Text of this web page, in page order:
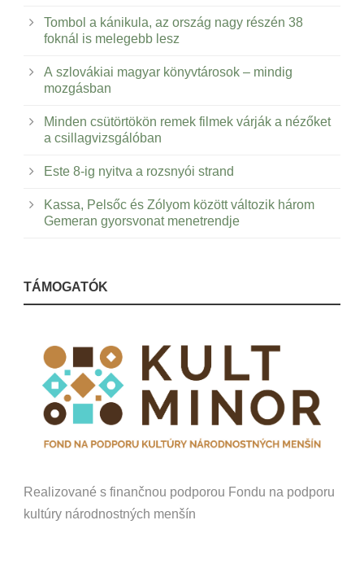
Tombol a kánikula, az ország nagy részén 38
foknál is melegebb lesz
A szlovákiai magyar könyvtárosok – mindig
mozgásban
Minden csütörtökön remek filmek várják a nézőket
a csillagvizsgálóban
Este 8-ig nyitva a rozsnyói strand
Kassa, Pelsőc és Zólyom között változik három
Gemeran gyorsvonat menetrendje
TÁMOGATÓK
Realizované s finančnou podporou Fondu na podporu
kultúry národnostných menšín